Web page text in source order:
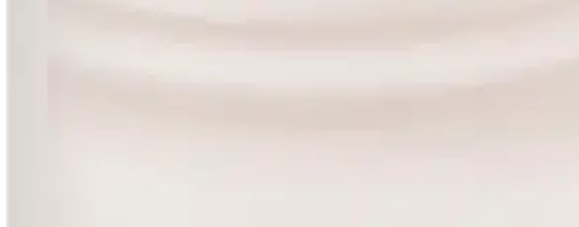
Sopimaton tuote, aiheuttaa kirvelyä. Käytämme tätä tuotetta huusiisa